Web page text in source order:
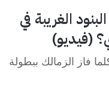
الغريبة في
(فيديو)
كلما فاز الزمالك ببطولة